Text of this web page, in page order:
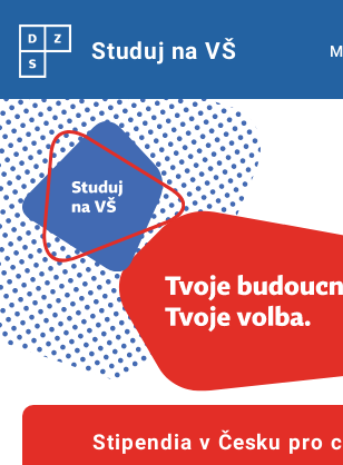
Studuj na VŠ
Stipendia v Česku pro